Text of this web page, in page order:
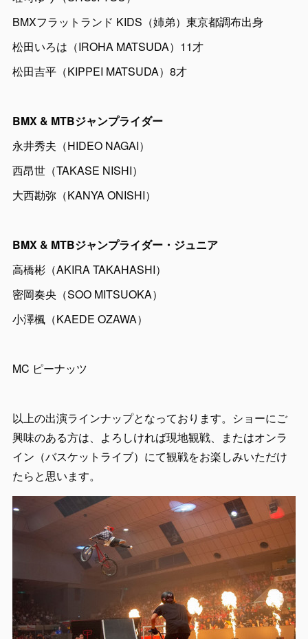
BMXフラットランド KIDS（姉弟）東京都調布出身
松田いろは（IROHA MATSUDA）11才
松田吉平（KIPPEI MATSUDA）8才
BMX & MTBジャンプライダー
永井秀夫（HIDEO NAGAI）
西昂世（TAKASE NISHI）
大西勘弥（KANYA ONISHI）
BMX & MTBジャンプライダー・ジュニア
高橋彬（AKIRA TAKAHASHI）
密岡奏央（SOO MITSUOKA）
小澤楓（KAEDE OZAWA）
MC ピーナッツ
以上の出演ラインナップとなっております。ショーにご
興味のある方は、よろしければ現地観戦、またはオンラ
イン（バスケットライブ）にて観戦をお楽しみいただけ
たらと思います。